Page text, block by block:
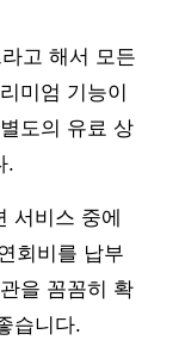
고 해서 모든
미엄 기능이
도의 유료 상
.
서비스 중에
회비를 납부
을 꼼꼼히 확
습니다.